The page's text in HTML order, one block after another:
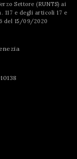
Settore (RUNTS) ai
117 e degli articoli 17 e
del 15/09/2020